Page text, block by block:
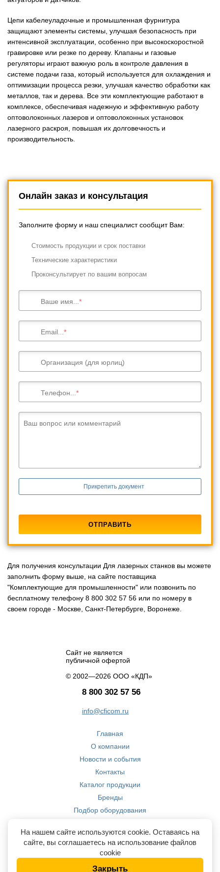
Цепи кабелеуладочные и промышленная фурнитура
защищают элементы системы, улучшая безопасность при
интенсивной эксплуатации, особенно при высокоскоростной
гравировке или резке по дереву. Клапаны и газовые
регуляторы играют важную роль в контроле давления в
системе подачи газа, который используется для охлаждения и
оптимизации процесса резки, улучшая качество обработки как
металлов, так и дерева. Все эти комплектующие работают в
комплексе, обеспечивая надежную и эффективную работу
оптоволоконных лазеров и оптоволоконных установок
лазерного раскроя, повышая их долговечность и
производительность.
Онлайн заказ и консультация
Заполните форму и наш специалист сообщит Вам:
Cтоимость продукции и срок поставки
Технические характеристики
Проконсультирует по вашим вопросам
Ваше имя...
Email...
Организация (для юрлиц)
Телефон...
Ваш вопрос или комментарий
Прикрепить документ
Для получения консультации Для лазерных станков вы можете
заполнить форму выше, на сайте поставщика
"Комплектующие для промышленности" или позвонить по
бесплатному телефону 8 800 302 57 56 или по номеру в
своем городе - Москве, Санкт-Петербурге, Воронеже.
Сайт не является
публичной офертой
© 2002—2026 ООО «КДП»
8 800 302 57 56
info@cficom.ru
Главная
О компании
Новости и события
Контакты
Каталог продукции
Бренды
Подбор оборудования
Компетенции
На нашем сайте используются cookie. Оставаясь на
сайте, вы соглашаетесь на использование файлов
cookie
Закрыть